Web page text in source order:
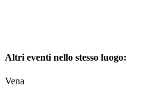
Altri eventi nello stesso luogo:
Vena